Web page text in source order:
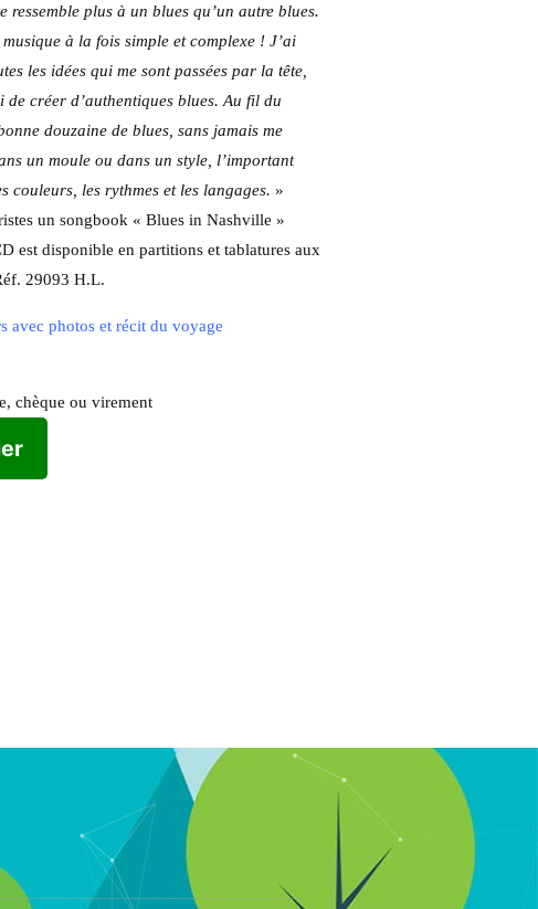
plus à un blues qu’un autre blues.
à la fois simple et complexe ! J’ai
les idées qui me sont passées par la tête,
créer d’authentiques blues. Au fil du
douzaine de blues, sans jamais me
un moule ou dans un style, l’important
couleurs, les rythmes et les langages. »
un songbook « Blues in Nashville »
est disponible en partitions et tablatures aux
29093 H.L.
avec photos et récit du voyage
chèque ou virement